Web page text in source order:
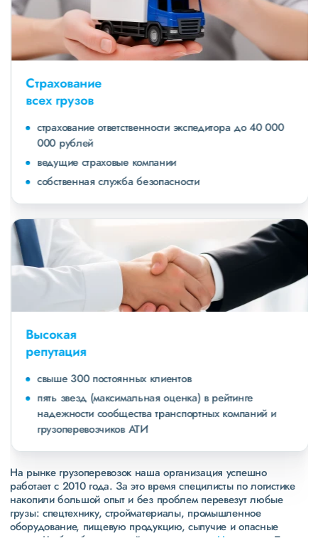
Страхование
всех грузов
страхование ответственности экспедитора до 40 000
000 рублей
ведущие страховые компании
собственная служба безопасности
Высокая
репутация
свыше 300 постоянных клиентов
пять звезд (максимальная оценка) в рейтинге
надежности сообщества транспортных компаний и
грузоперевозчиков АТИ
На рынке грузоперевозок наша организация успешно
работает с 2010 года. За это время специлисты по логистике
накопили большой опыт и без проблем перевезут любые
грузы: спецтехнику, стройматериалы, промышленное
оборудование, пищевую продукцию, сыпучие и опасные